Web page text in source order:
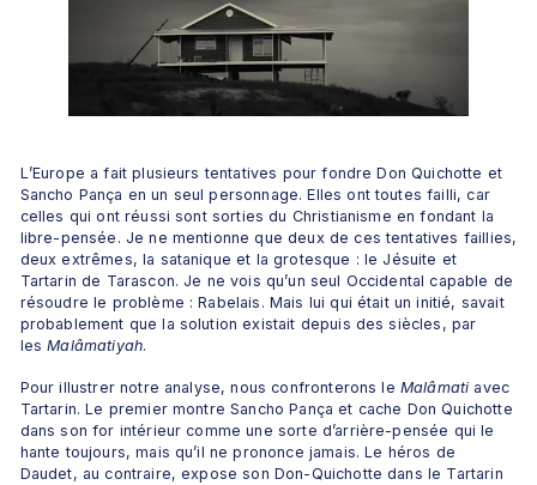
L’Europe a fait plusieurs tentatives pour fondre Don Quichotte et
Sancho Pança en un seul personnage. Elles ont toutes failli, car
celles qui ont réussi sont sorties du Christianisme en fondant la
libre-pensée. Je ne mentionne que deux de ces tentatives faillies,
deux extrêmes, la satanique et la grotesque : le Jésuite et
Tartarin de Tarascon. Je ne vois qu’un seul Occidental capable de
résoudre le problème : Rabelais. Mais lui qui était un initié, savait
probablement que la solution existait depuis des siècles, par
les Malâmatiyah.
Pour illustrer notre analyse, nous confronterons le Malâmati avec
Tartarin. Le premier montre Sancho Pança et cache Don Quichotte
dans son for intérieur comme une sorte d’arrière-pensée qui le
hante toujours, mais qu’il ne prononce jamais. Le héros de
Daudet, au contraire, expose son Don-Quichotte dans le Tartarin